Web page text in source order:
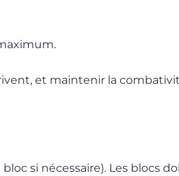
et main­te­nir la
si néces­saire). Les